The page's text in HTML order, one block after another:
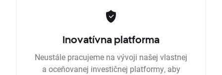
Inovatívna platforma
Neustále pracujeme na vývoji našej vlastnej
a oceňovanej investičnej platformy, aby